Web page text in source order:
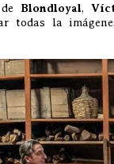
Blondloyal,
todas la